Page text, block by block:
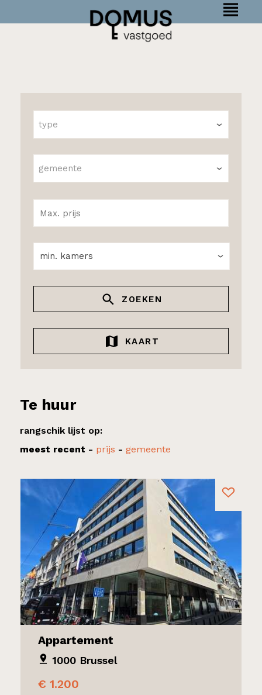
type
gemeente
ZOEKEN
KAART
Te huur
rangschik lijst op:
meest recent - prijs - gemeente
Appartement
1000 Brussel
€ 1.200